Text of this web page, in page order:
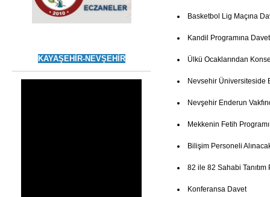
KAYAŞEHİR-NEVŞEHİR
Basketbol Lig Maçına
Kandil Programına Davet
Ülkü Ocaklarından
Nevsehir Üniversiteside
Nevşehir Enderun
Mekkenin Fetih Programı
Bilişim Personeli
82 ile 82 Sahabi Tanıtım
Konferansa Davet